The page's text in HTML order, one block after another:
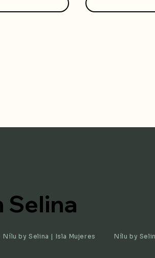
Selina
Nílu by Selina | Isla Mujeres Nílu by